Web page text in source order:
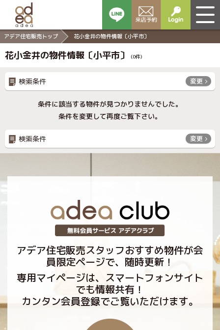
アデア住宅販売トップ 花小金井の物件情報〔小平市〕
花小金井の物件情報〔小平市〕 (0件)
検索条件 変更
条件に該当する物件が見つかりませんでした。
条件を変更して再度ご覧下さい。
検索条件 変更
アデア住宅販売スタッフおすすめ物件が会
員限定ページで、随時更新！
専用マイページは、スマートフォンサイト
でも情報共有！
カンタン会員登録でご覧いただけます。